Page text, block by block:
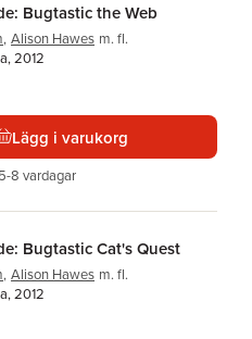
Bugtastic the Web
, Alison Hawes m. fl.
2012
Lägg i varukorg
8 vardagar
Bugtastic Cat's Quest
, Alison Hawes m. fl.
2012